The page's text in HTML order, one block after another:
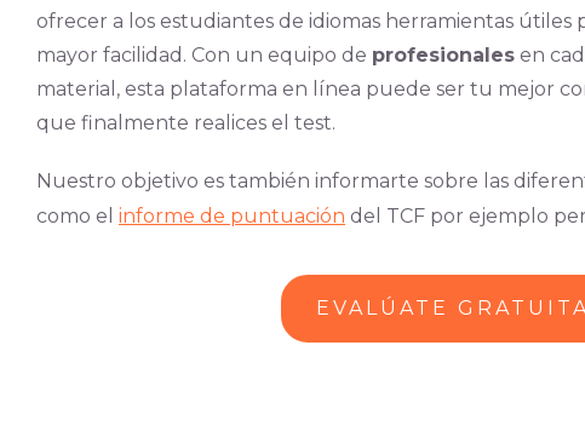
ofrecer a los estudiantes de idiomas herramientas útiles
mayor facilidad. Con un equipo de profesionales en
material, esta plataforma en línea puede ser tu mejor
que finalmente realices el test.
Nuestro objetivo es también informarte sobre las
como el informe de puntuación del TCF por ejemplo
EVALÚATE